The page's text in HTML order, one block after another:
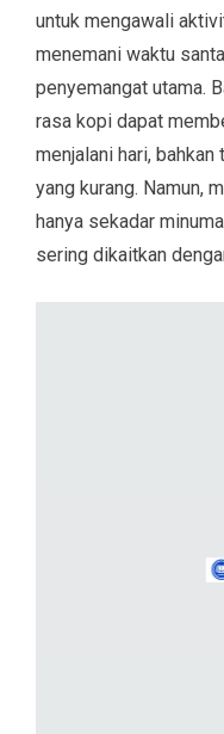
untuk mengawali
menemani waktu
penyemangat utama.
rasa kopi dapat
menjalani hari,
yang kurang. Namun,
hanya sekadar
sering dikaitkan